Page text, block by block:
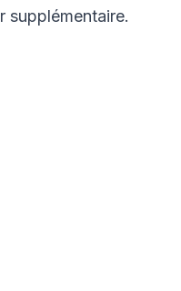
supplémentaire.